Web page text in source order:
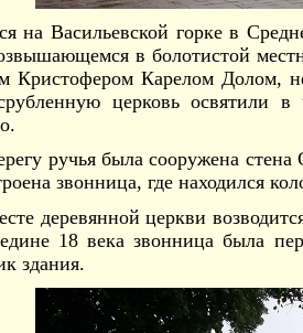
на Васильевской горке в
в болотистой
Кристофером Карелом Долом,
церковь освятили в
ручья была сооружена
звонница, где находился
деревянной церкви
18 века звонница была
здания.